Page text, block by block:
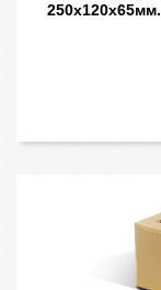
250x120x65мм.